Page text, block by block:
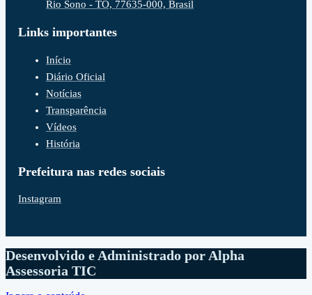
Rio Sono - TO, 77635-000, Brasil
Links importantes
Início
Diário Oficial
Notícias
Transparência
Vídeos
História
Prefeitura nas redes sociais
Instagram
Desenvolvido e Administrado por Alpha
Assessoria TIC